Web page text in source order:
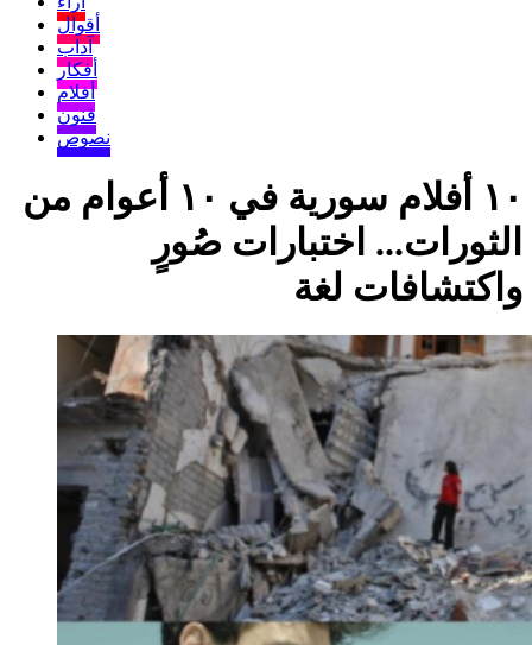
أقوال
آداب
أفكار
أفلام
فنون
نصوص
١٠ أفلام سورية في ١٠ أعوام من
الثورات... اختبارات صُورٍ
واكتشافات لغة